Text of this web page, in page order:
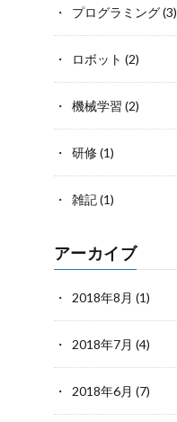
プログラミング(3)
ロボット (2)
機械学習 (2)
研修(1)
雑記(1)
アーカイブ
2018年8月 (1)
2018年7月 (4)
2018年6月 (7)